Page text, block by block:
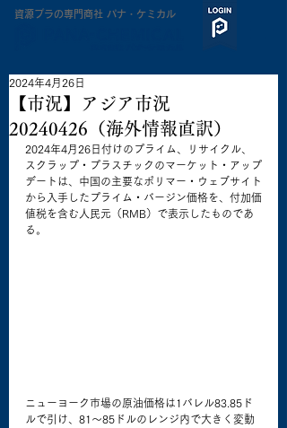
​資源プラの専門商社 パナ・ケミカル
【市況】アジア市況
20240426（海外情報直訳）
2024年4月26日
2024年4月26日付けのプライム、リサイクル、
スクラップ・プラスチックのマーケット・アップ
デートは、中国の主要なポリマー・ウェブサイト
から入手したプライム・バージン価格を、付加価
値税を含む人民元（RMB）で表示したものであ
る。
ニューヨーク市場の原油価格は1バレル83.85ド
ルで引け、81～85ドルのレンジ内で大きく変動